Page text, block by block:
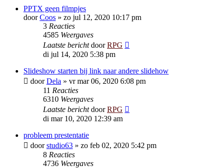
PPTX geen filmpjes
doorCoos » zo jul 12, 2020 10:17 pm
3 Reacties
4585 Weergaves
Laatste berichtdoorRPG
di jul 14, 2020 5:38 pm
Slideshow starten bij link naar andere slidehow
doorDela » vr mar 06, 2020 6:08 pm
11 Reacties
6310 Weergaves
Laatste berichtdoorRPG
di mar 10, 2020 12:39 am
probleem prestentatie
doorstudio63 » zo feb 02, 2020 5:42 pm
8 Reacties
4736 Weergaves